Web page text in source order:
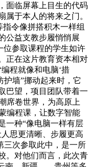
面临屏幕上目生的代码
属于本人的将来之门。
指令像拼搭积木一样组
公益支教步履悄悄展
位参取课程的学生如许
正在这片教育资本相对
程就像和电脑‘措
护墙”挪动起来时，它
巴望，项目团队带着一
席卷世界，为高原上
编程课，让数字智能
一种“像电脑一样有层
思更清晰、步履更高
三次参取此中，是一所
。对他们而言，此次青